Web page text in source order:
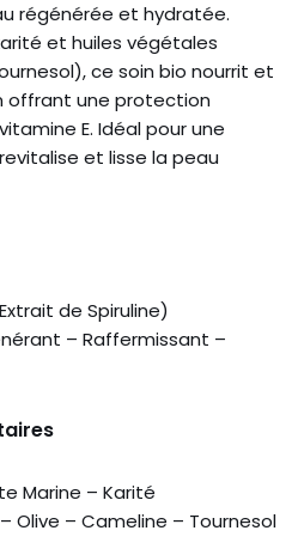
régénérée et hydratée.
et huiles végétales
ce soin bio nourrit et
offrant une protection
E. Idéal pour une
et lisse la peau
de Spiruline)
– Raffermissant –
Marine – Karité
Olive – Cameline – Tournesol